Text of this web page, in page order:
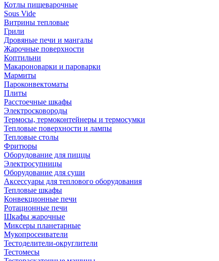
Котлы пищеварочные
Sous Vide
Витрины тепловые
Грили
Дровяные печи и мангалы
Жарочные поверхности
Коптильни
Макароноварки и пароварки
Мармиты
Пароконвектоматы
Плиты
Расстоечные шкафы
Электросковороды
Термосы, термоконтейнеры и термосумки
Тепловые поверхности и лампы
Тепловые столы
Фритюры
Оборудование для пиццы
Электросупницы
Оборудование для суши
Аксессуары для теплового оборудования
Тепловые шкафы
Конвекционные печи
Ротационные печи
Шкафы жарочные
Миксеры планетарные
Мукопросеиватели
Тестоделители-округлители
Тестомесы